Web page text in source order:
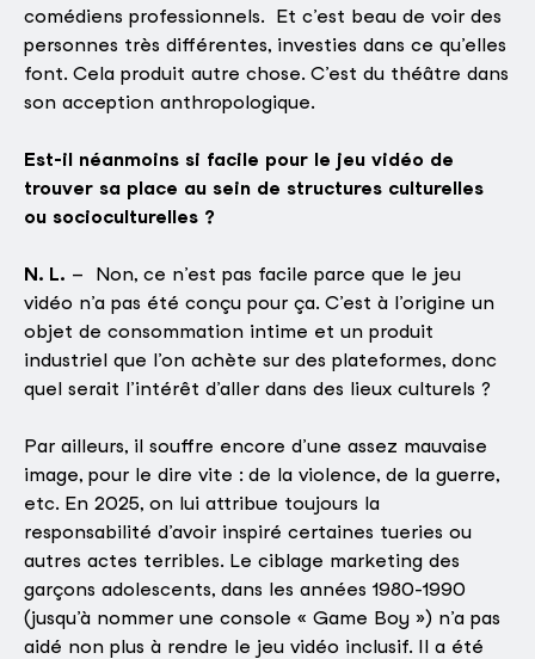
comédiens professionnels. Et c’est beau de voir des
personnes très différentes, investies dans ce qu’elles
font. Cela produit autre chose. C’est du théâtre dans
son acception anthropologique.
Est-il néanmoins si facile pour le jeu vidéo de
trouver sa place au sein de structures culturelles
ou socioculturelles ?
N. L. – Non, ce n’est pas facile parce que le jeu
vidéo n’a pas été conçu pour ça. C’est à l’origine un
objet de consommation intime et un produit
industriel que l’on achète sur des plateformes, donc
quel serait l’intérêt d’aller dans des lieux culturels ?
Par ailleurs, il souffre encore d’une assez mauvaise
image, pour le dire vite : de la violence, de la guerre,
etc. En 2025, on lui attribue toujours la
responsabilité d’avoir inspiré certaines tueries ou
autres actes terribles. Le ciblage marketing des
garçons adolescents, dans les années 1980-1990
(jusqu’à nommer une console « Game Boy ») n’a pas
aidé non plus à rendre le jeu vidéo inclusif. Il a été